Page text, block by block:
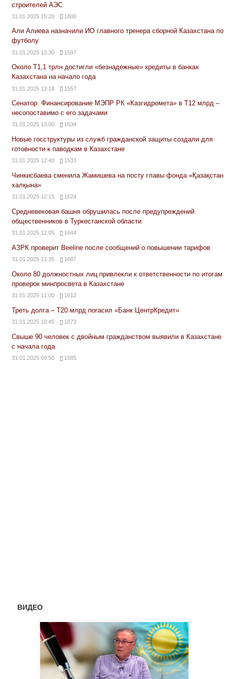
строителей АЭС
31.01.2025 15:20 1800
Али Алиева назначили ИО главного тренера сборной Казахстана по
футболу
31.01.2025 13:30 1597
Около Т1,1 трлн достигли «безнадежные» кредиты в банках
Казахстана на начало года
31.01.2025 13:18 1557
Сенатор: Финансирование МЭПР РК «Казгидромета» в Т12 млрд –
несопоставимо с его задачами
31.01.2025 13:00 1634
Новые госструктуры из служб гражданской защиты создали для
готовности к паводкам в Казахстане
31.01.2025 12:40 1533
Чинкисбаева сменила Жамишева на посту главы фонда «Қазақстан
халқына»
31.01.2025 12:15 1624
Средневековая башня обрушилась после предупреждений
общественников в Туркестанской области
31.01.2025 12:05 1644
АЗРК проверит Beeline после сообщений о повышении тарифов
31.01.2025 11:35 1687
Около 80 должностных лиц привлекли к ответственности по итогам
проверок минпросвета в Казахстане
31.01.2025 11:00 1612
Треть долга – Т20 млрд погасил «Банк ЦентрКредит»
31.01.2025 10:45 1673
Свыше 90 человек с двойным гражданством выявили в Казахстане
с начала года
31.01.2025 09:50 1585
ВИДЕО